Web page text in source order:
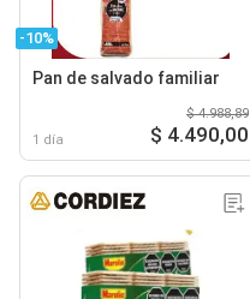
-10%
Pan de salvado familiar
1 día
$ 4.988,89
$ 4.490,00